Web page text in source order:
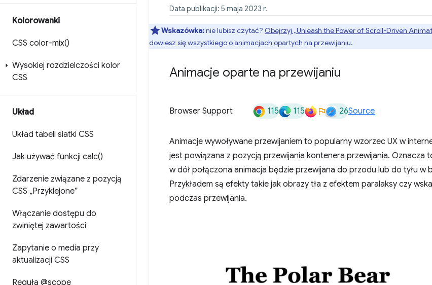
Kolorowanki
CSS color-mix()
Wysokiej rozdzielczości kolor
CSS
Układ
Układ tabeli siatki CSS
Jak używać funkcji calc()
Zdarzenie związane z pozycją
CSS „Przyklejone”
Włączanie dostępu do
zwiniętej zawartości
Zapytanie o media przy
aktualizacji CSS
Reguła @scope
Data publikacji: 5 maja 2023 r.
Wskazówka:nie lubisz czytać? Obejrzyj „Unleash the Power of Scroll-Driven
dowiesz się wszystkiego o animacjach opartych na przewijaniu.
Animacje oparte na przewijaniu
Browser Support 115 115 26Source
Animacje wywoływane przewijaniem to popularny wzorzec UX w
jest powiązana z pozycją przewijania kontenera przewijania. Oznacza
w dół połączona animacja będzie przewijana do przodu lub do tyłu w
Przykładem są efekty takie jak obrazy tła z efektem paralaksy czy
podczas przewijania.